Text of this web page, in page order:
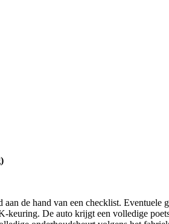
de hand van een checklist.
De auto krijgt een volledige